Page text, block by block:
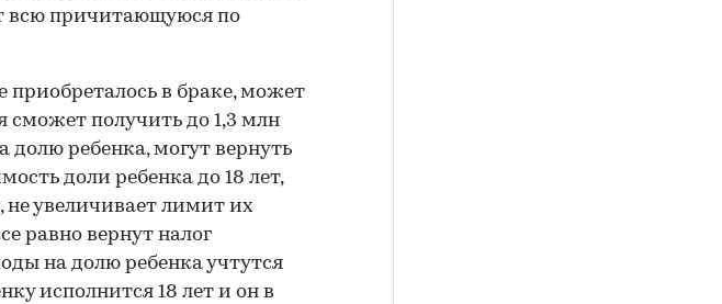
всю причитающуюся по
приобреталось в браке, может
сможет получить до 1,3 млн
долю ребенка, могут вернуть
доли ребенка до 18 лет,
не увеличивает лимит их
равно вернут налог
на долю ребенка учтутся
исполнится 18 лет и он в